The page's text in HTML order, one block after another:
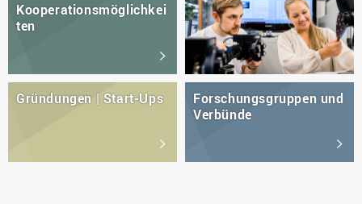
Kooperationsmöglichkei
ten
Gründungen | Start-Ups
Forschungsgruppen und
Verbünde